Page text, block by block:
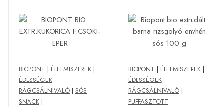
BIOPONT | ÉLELMISZEREK |
ÉDESSÉGEK
RÁGCSÁLNIVALÓ | SÓS
SNACK |
BIOPONT | ÉLELMISZEREK|
ÉDESSÉGEK
RÁGCSÁLNIVALÓ|
PUFFASZTOTT